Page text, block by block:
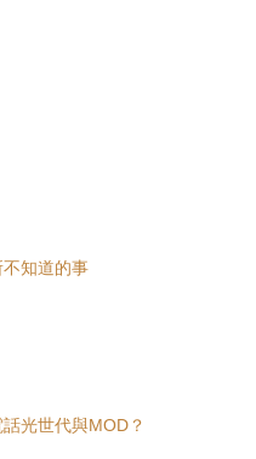
知道的事
光世代與MOD？